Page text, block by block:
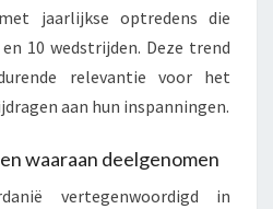
jaarlijkse optredens die
10 wedstrijden. Deze trend
relevantie voor het
aan hun inspanningen.
waaraan deelgenomen
vertegenwoordigd in